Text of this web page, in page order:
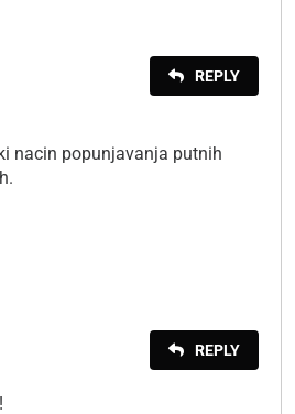
nacin popunjavanja putnih
REPLY
REPLY